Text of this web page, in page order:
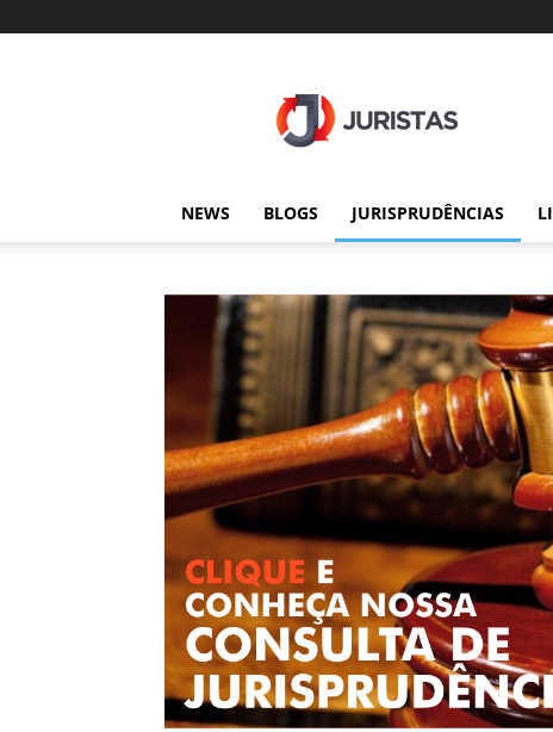
NEWS BLOGS JURISPRUDÊNCIAS